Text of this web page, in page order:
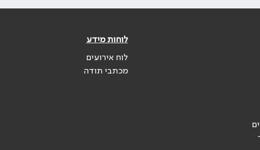
לוחות מידע
לוח אירועים
מכתבי תודה